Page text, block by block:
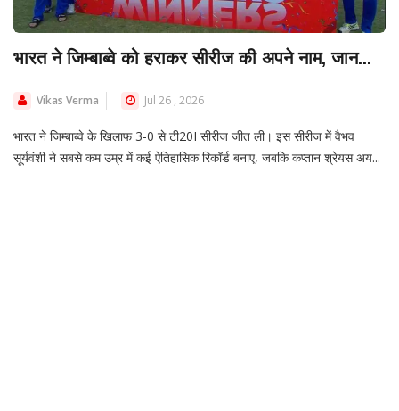
भारत ने जिम्बाब्वे को हराकर सीरीज की अपने नाम, जान...
Vikas Verma Jul 26 , 2026
भारत ने जिम्बाब्वे के खिलाफ 3-0 से टी20I सीरीज जीत ली। इस सीरीज में वैभव
सूर्यवंशी ने सबसे कम उम्र में कई ऐतिहासिक रिकॉर्ड बनाए, जबकि कप्तान श्रेयस अय...